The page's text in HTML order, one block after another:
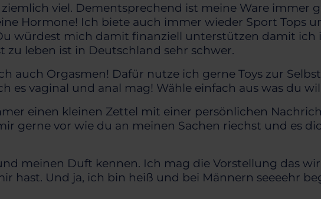
viel. Dementsprechend ist meine Ware immer
Hormone! Ich biete auch immer wieder Sport Tops
würdest mich damit finanziell unterstützen damit ich
zu leben ist in Deutschland sehr schwer.
auch Orgasmen! Dafür nutze ich gerne Toys zur
es vaginal und anal mag! Wähle einfach aus was du
einen kleinen Zettel mit einer persönlichen
gerne vor wie du an meinen Sachen riechst und es
meinen Duft kennen. Ich mag die Vorstellung das
hast. Und ja, ich bin heiß und bei Männern seeeehr